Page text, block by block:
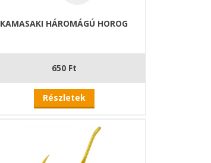
KAMASAKI HÁROMÁGÚ HOROG
650 Ft
Részletek